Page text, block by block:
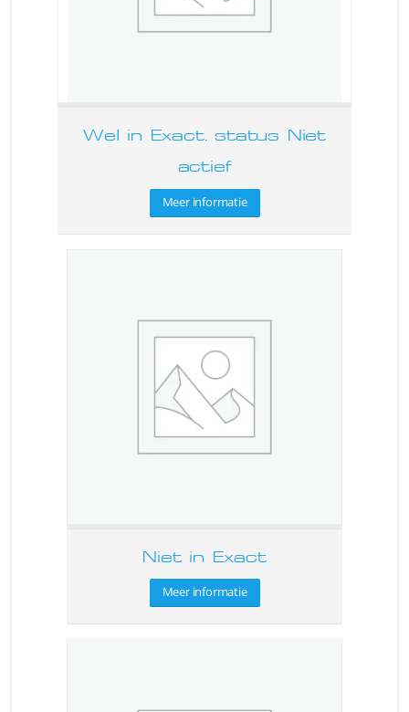
Wel in Exact, status Niet
actief
Meer informatie
Niet in Exact
Meer informatie